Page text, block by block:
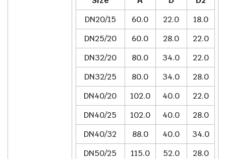
DN20/15
60.0 22.0
18.0
DN25/20
60.0 28.0
22.0
DN32/20
80.0 34.0
22.0
DN32/25
80.0 34.0
28.0
DN40/20
102.0 40.0
22.0
DN40/25
102.0 40.0
28.0
DN40/32
88.0 40.0
34.0
DN50/25
115.0 52.0
28.0